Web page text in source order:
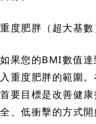
重度肥胖（超大基
如果您的BMI數值
入重度肥胖的範圍
首要目標是改善健
全、低衝擊的方式開